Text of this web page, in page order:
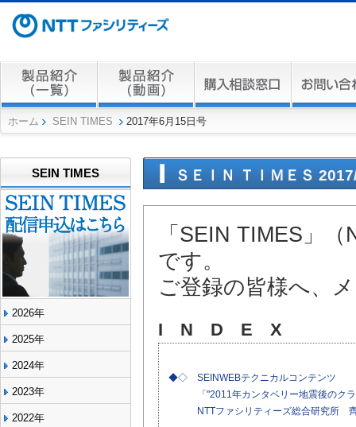
ホーム SEIN TIMES 2017年6月15日号
SEIN TIMES
2026年
2025年
2024年
2023年
2022年
ＳＥＩＮ ＴＩＭＥＳ
「SEIN TIMES」
です。
ご登録の皆様へ、
I N D E X
◆◇ SEINWEBテクニカルコンテンツ
「"2011年カンタベリー地震後のクラ
NTTファシリティーズ総合研究所